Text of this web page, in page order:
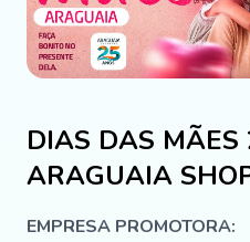
DIAS DAS MÃES
ARAGUAIA
EMPRESA PROMOTORA: